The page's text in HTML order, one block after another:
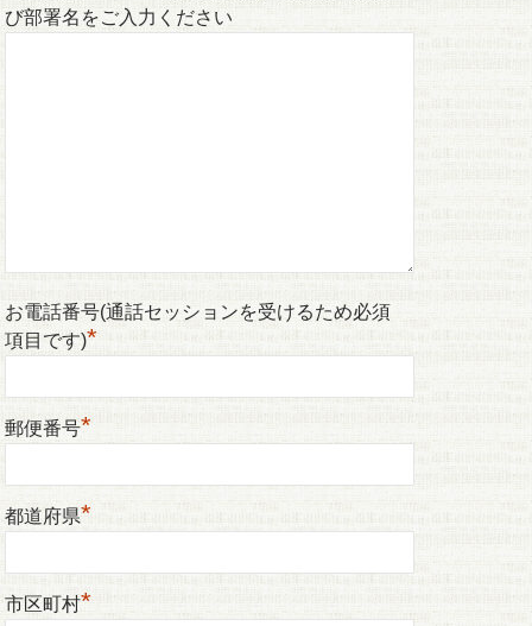
び部署名をご入力ください
お電話番号(通話セッションを受けるため必須
項目です)*
郵便番号*
都道府県*
市区町村*